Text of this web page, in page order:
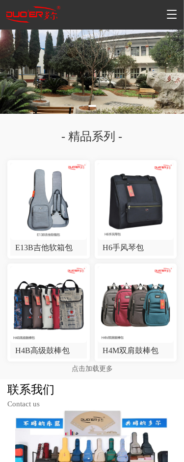
T
g
g
l
e
n
a
v
i
g
n
- 精品系列 -
E13B吉他软箱包 H6手风琴包
H4B高级鼓棒包 H4M双肩鼓棒包
点击加载更多
联系我们
Contact us